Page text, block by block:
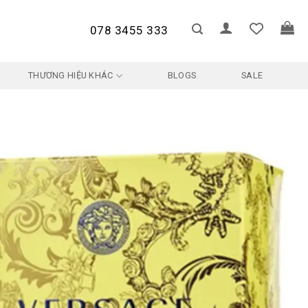
078 3455 333
THƯƠNG HIỆU KHÁC BLOGS SALE